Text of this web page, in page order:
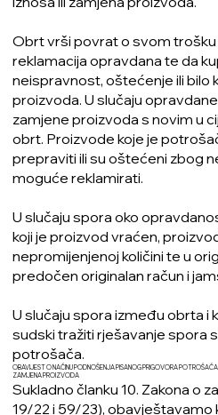
Obrt vrši povrat o svom trošku
reklamacija opravdana te da
neispravnost, oštećenje ili bilo
proizvoda. U slučaju
zamjene proizvoda s novim u
obrt. Proizvode koje je
prepraviti ili su oštećeni zbog
moguće reklamirati.
U slučaju spora oko
koji je proizvod vraćen,
nepromijenjenoj količini te u
predočen originalan račun i
U slučaju spora između obrta i
sudski tražiti rješavanje spora
potrošača.
OBAVIJEST O NAČINU PODNOŠENJA PISANOG PRIGOVORA POTROŠAČA
Sukladno članku 10. Zakona o
19/22 i 59/23), obavještavamo
ZAMJENA PROIZVODA